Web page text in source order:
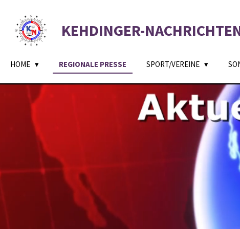
Hauptinhalt
springen
KEHDINGER-
HOME REGIONALE PRESSE SPORT/VEREINE